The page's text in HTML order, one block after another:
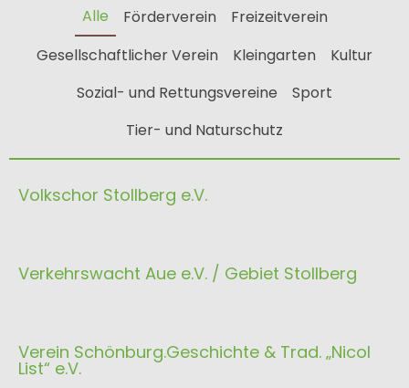
Förderverein
Freizeitverein
Gesellschaftlicher Verein
Kleingarten
Kultur
Sozial- und Rettungsvereine
Sport
Tier- und Naturschutz
Alle
Volkschor Stollberg e.V.
Verkehrswacht Aue e.V. / Gebiet Stollberg
Verein Schönburg.Geschichte & Trad. „Nicol
List“ e.V.